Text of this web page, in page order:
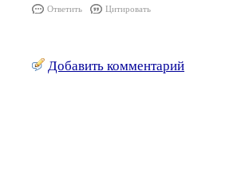
Ответить Цитировать
Добавить комментарий